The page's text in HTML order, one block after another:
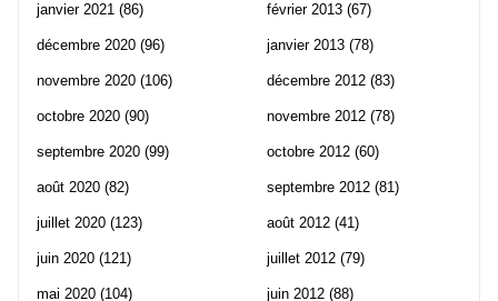
janvier 2021 (86)
décembre 2020 (96)
novembre 2020 (106)
octobre 2020 (90)
septembre 2020 (99)
août 2020 (82)
juillet 2020 (123)
juin 2020 (121)
mai 2020 (104)
février 2013 (67)
janvier 2013 (78)
décembre 2012 (83)
novembre 2012 (78)
octobre 2012 (60)
septembre 2012 (81)
août 2012 (41)
juillet 2012 (79)
juin 2012 (88)